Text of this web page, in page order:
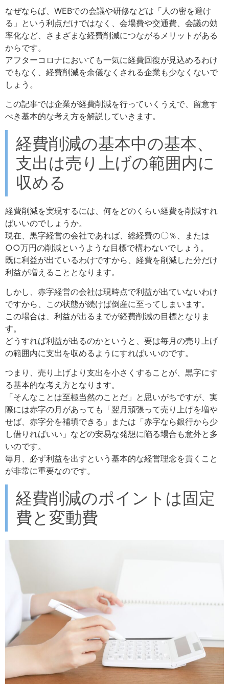
なぜならば、WEBでの会議や研修などは「人の密を避け
る」という利点だけではなく、会場費や交通費、会議の効
率化など、さまざまな経費削減につながるメリットがある
からです。
アフターコロナにおいても一気に経費回復が見込めるわけ
でもなく、経費削減を余儀なくされる企業も少なくないで
しょう。
この記事では企業が経費削減を行っていくうえで、留意す
べき基本的な考え方を解説していきます。
経費削減の基本中の基本、
支出は売り上げの範囲内に
収める
経費削減を実現するには、何をどのくらい経費を削減すれ
ばいいのでしょうか。
現在、黒字経営の会社であれば、総経費の〇％、または
○○万円の削減というような目標で構わないでしょう。
既に利益が出ているわけですから、経費を削減した分だけ
利益が増えることとなります。
しかし、赤字経営の会社は現時点で利益が出ていないわけ
ですから、この状態が続けば倒産に至ってしまいます。
この場合は、利益が出るまでが経費削減の目標となりま
す。
どうすれば利益が出るのかというと、要は毎月の売り上げ
の範囲内に支出を収めるようにすればいいのです。
つまり、売り上げより支出を小さくすることが、黒字にす
る基本的な考え方となります。
「そんなことは至極当然のことだ」と思いがちですが、実
際には赤字の月があっても「翌月頑張って売り上げを増や
せば、赤字分を補填できる」または「赤字なら銀行から少
し借りればいい」などの安易な発想に陥る場合も意外と多
いのです。
毎月、必ず利益を出すという基本的な経営理念を貫くこと
が非常に重要なのです。
経費削減のポイントは固定
費と変動費